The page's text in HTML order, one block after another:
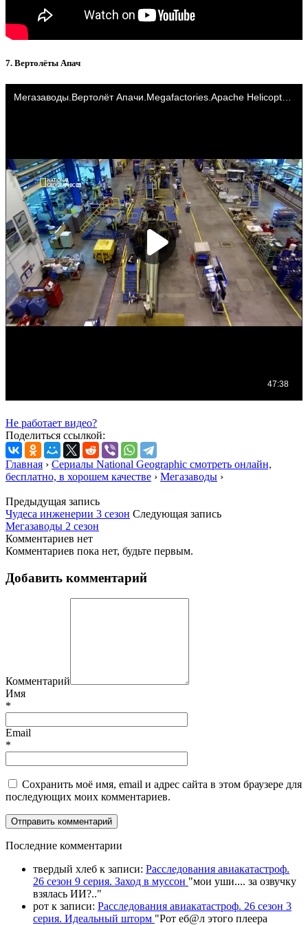
7. Вертолёты Апач
Не работает видео?
Поделиться ссылкой:
Главная › Сериалы National Geographic смотреть онлайн,
бесплатно, в хорошем качестве › Мегазаводы ›
Предыдущая запись
Чудеса инженерии 3 сезон Следующая запись
Мегазаводы 2 сезон
Комментариев нет
Комментариев пока нет, будьте первым.
Добавить комментарий
Комментарий
Имя
*
Email
*
Сохранить моё имя, email и адрес сайта в этом браузере для
последующих моих комментариев.
Последние комментарии
твердый хлеб к записи: Расследования авиакатастроф.
26 сезон 9 серия. Заход в муссон "мои уши.... за озвучку
взялась ИИ?.."
рот к записи: Расследования авиакатастроф. 26 сезон 3
серия. Идеальный шторм "Рот еб@л этого плеера